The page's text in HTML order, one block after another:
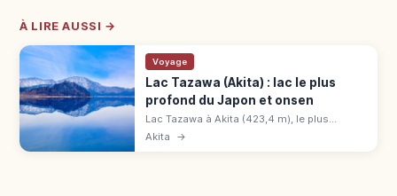
À LIRE AUSSI →
Voyage
Lac Tazawa (Akita) : lac le plus
profond du Japon et onsen
Lac Tazawa à Akita (423,4 m), le plus
profond du Japon, aux eaux bleu lapis.
Akita →